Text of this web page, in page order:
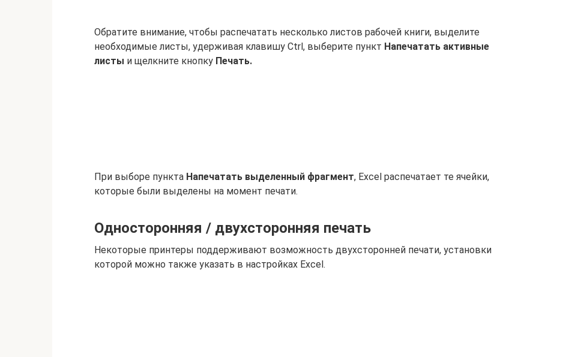
Обратите внимание, чтобы распечатать несколько листов рабочей книги, выделите
необходимые листы, удерживая клавишу Ctrl, выберите пункт Напечатать активные
листы и щелкните кнопку Печать.
При выборе пункта Напечатать выделенный фрагмент, Excel распечатает те ячейки,
которые были выделены на момент печати.
Односторонняя / двухсторонняя печать
Некоторые принтеры поддерживают возможность двухсторонней печати, установки
которой можно также указать в настройках Excel.